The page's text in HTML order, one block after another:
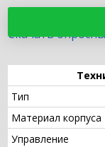
Скачать
Тип
Материал корпуса
Управление